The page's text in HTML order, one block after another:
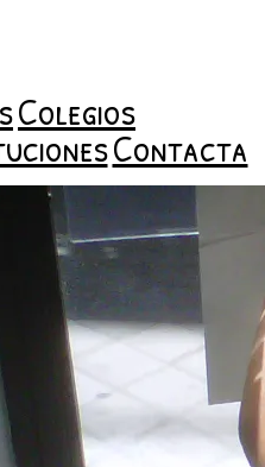
Colegios
Contacta